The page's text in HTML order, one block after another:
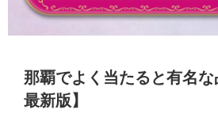
那覇でよく当たると有名
最新版】